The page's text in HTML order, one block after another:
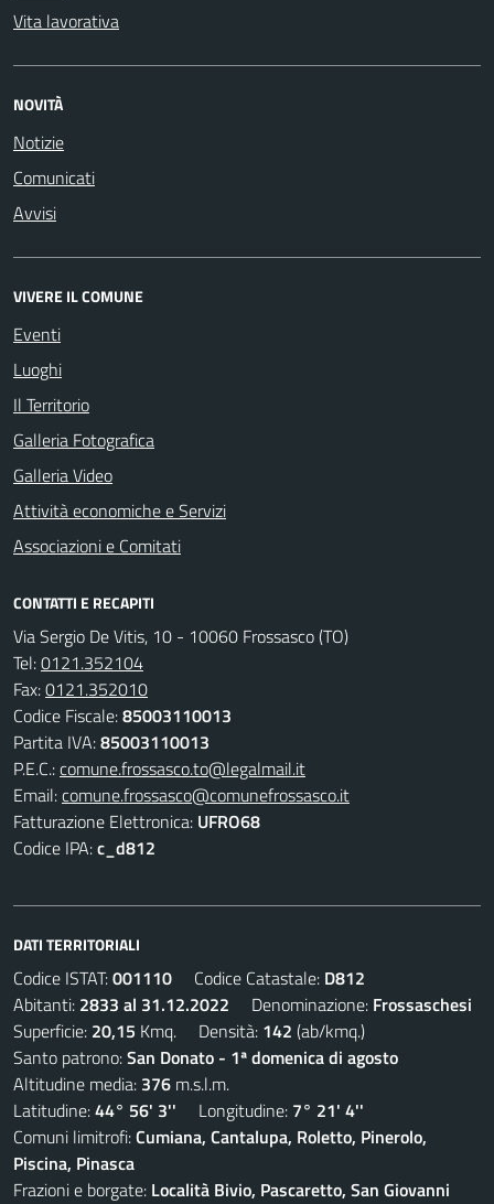
Vita lavorativa
NOVITÀ
Notizie
Comunicati
Avvisi
VIVERE IL COMUNE
Eventi
Luoghi
Il Territorio
Galleria Fotografica
Galleria Video
Attività economiche e Servizi
Associazioni e Comitati
CONTATTI E RECAPITI
Via Sergio De Vitis, 10 - 10060 Frossasco (TO)
Tel:0121.352104
Fax:0121.352010
Codice Fiscale:85003110013
Partita IVA:85003110013
P.E.C.:comune.frossasco.to@legalmail.it
Email:comune.frossasco@comunefrossasco.it
Fatturazione Elettronica: UFRO68
Codice IPA:c_d812
DATI TERRITORIALI
Codice ISTAT:001110 Codice Catastale: D812
Abitanti: 2833 al 31.12.2022 Denominazione: Frossaschesi
Superficie: 20,15 Kmq. Densità: 142 (ab/kmq.)
Santo patrono:San Donato - 1ª domenica di agosto
Altitudine media: 376 m.s.l.m.
Latitudine:44° 56' 3'' Longitudine: 7° 21' 4''
Comuni limitrofi:Cumiana, Cantalupa, Roletto, Pinerolo,
Piscina, Pinasca
Frazioni e borgate: Località Bivio, Pascaretto, San Giovanni